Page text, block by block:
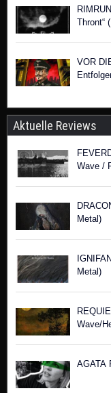
Thront“
VOR
Aktuelle Reviews
Wave /
Metal)
Metal)
Wave/
AGATA